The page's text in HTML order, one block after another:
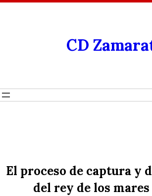
CD
El proceso de captura y
del rey de los mares